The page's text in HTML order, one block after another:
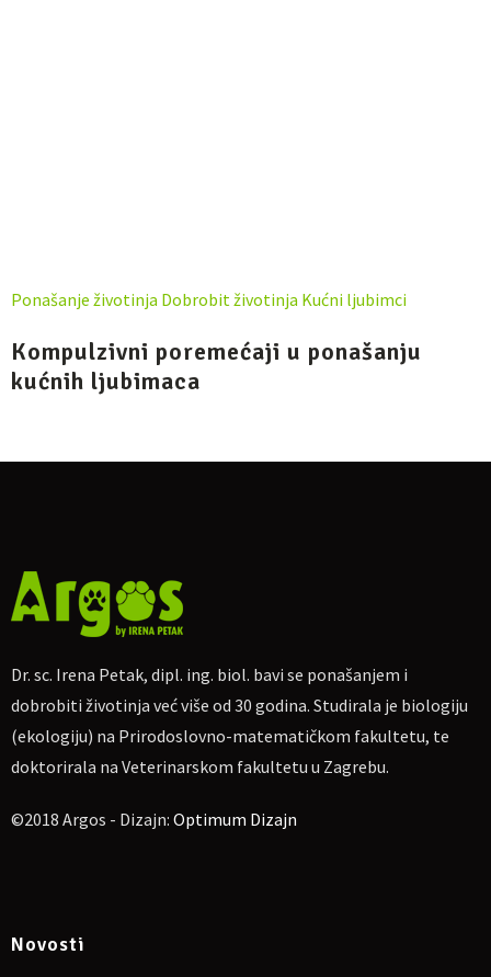
Ponašanje životinja Dobrobit životinja Kućni ljubimci
Kompulzivni poremećaji u ponašanju
kućnih ljubimaca
Dr. sc. Irena Petak, dipl. ing. biol. bavi se ponašanjem i
dobrobiti životinja već više od 30 godina. Studirala je biologiju
(ekologiju) na Prirodoslovno-matematičkom fakultetu, te
doktorirala na Veterinarskom fakultetu u Zagrebu.
©2018 Argos - Dizajn: Optimum Dizajn
Novosti